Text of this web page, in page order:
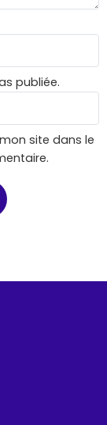
publiée.
site dans le